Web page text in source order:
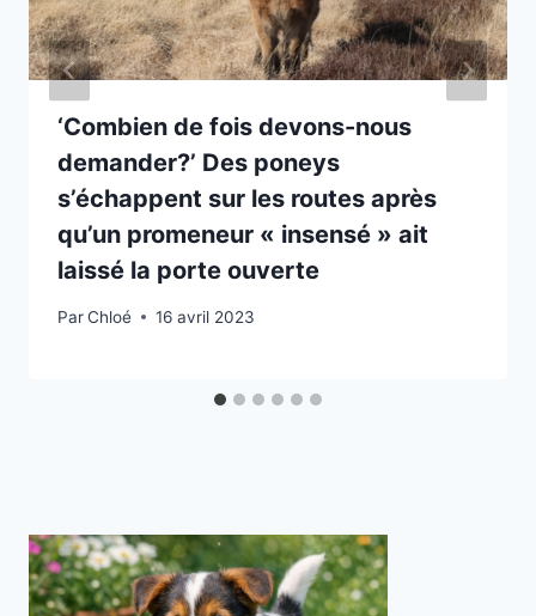
‘Combien de fois devons-nous
demander?’ Des poneys
s’échappent sur les routes après
qu’un promeneur « insensé » ait
laissé la porte ouverte
ParChloé 16 avril 2023